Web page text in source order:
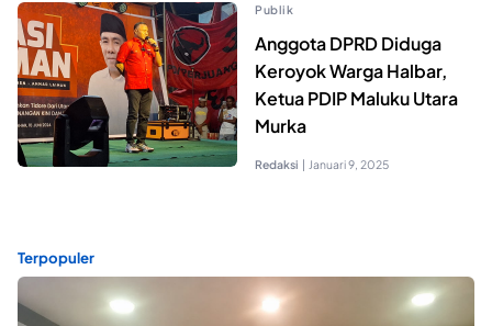
Publik
Anggota DPRD Diduga
Keroyok Warga Halbar,
Ketua PDIP Maluku Utara
Murka
Redaksi | Januari 9, 2025
Terpopuler